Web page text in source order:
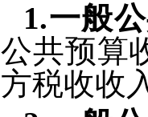
1.一般
公共预算
方税收收